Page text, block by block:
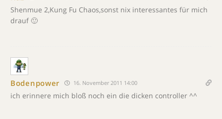
Shenmue 2,Kung Fu Chaos,sonst nix interessantes für mich
drauf 🙂
Bodenpower 16. November 2011 14:00
ich erinnere mich bloß noch ein die dicken controller ^^